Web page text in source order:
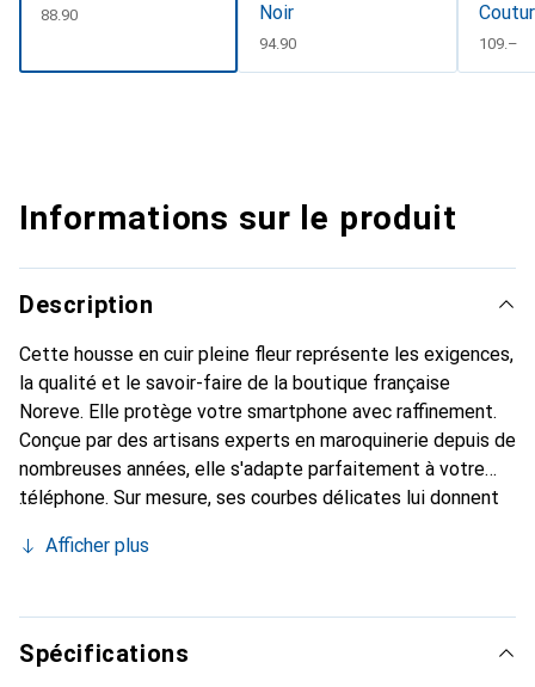
CHF
88.90
Noir
CHF
94.90 CHF
109.–
Informations sur le produit
Description
Cette housse en cuir pleine fleur représente les exigences,
la qualité et le savoir-faire de la boutique française
Noreve. Elle protège votre smartphone avec raffinement.
Conçue par des artisans experts en maroquinerie depuis de
nombreuses années, elle s'adapte parfaitement à votre
téléphone. Sur mesure, ses courbes délicates lui donnent
et indispensable pour votre smartphone. Reconnaissable à
marque Noreve est un choix sûr pour une clientèle
exigeante.
Afficher plus
Spécifications